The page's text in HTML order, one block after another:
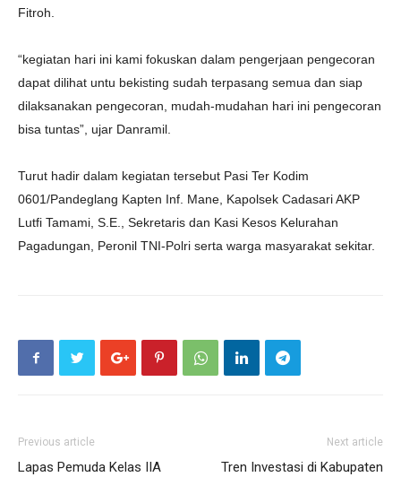
Fitroh.
“kegiatan hari ini kami fokuskan dalam pengerjaan pengecoran
dapat dilihat untu bekisting sudah terpasang semua dan siap
dilaksanakan pengecoran, mudah-mudahan hari ini pengecoran
bisa tuntas”, ujar Danramil.
Turut hadir dalam kegiatan tersebut Pasi Ter Kodim
0601/Pandeglang Kapten Inf. Mane, Kapolsek Cadasari AKP
Lutfi Tamami, S.E., Sekretaris dan Kasi Kesos Kelurahan
Pagadungan, Peronil TNI-Polri serta warga masyarakat sekitar.
Previous article
Lapas Pemuda Kelas IIA
Next article
Tren Investasi di Kabupaten